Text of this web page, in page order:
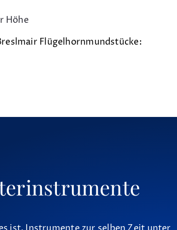
Höhe
Flügelhornmundstücke: